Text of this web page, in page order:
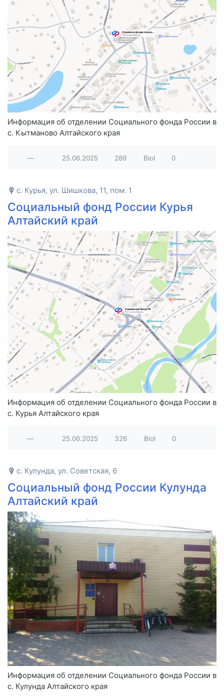
Информация об отделении Социального фонда России в
с. Кытманово Алтайского края
— 25.06.2025 289 Biol 0
с. Курья, ул. Шишкова, 11, пом. 1
Социальный фонд России Курья
Алтайский край
Информация об отделении Социального фонда России в
с. Курья Алтайского края
— 25.06.2025 326 Biol 0
с. Кулунда, ул. Советская, 6
Социальный фонд России Кулунда
Алтайский край
Информация об отделении Социального фонда России в
с. Кулунда Алтайского края